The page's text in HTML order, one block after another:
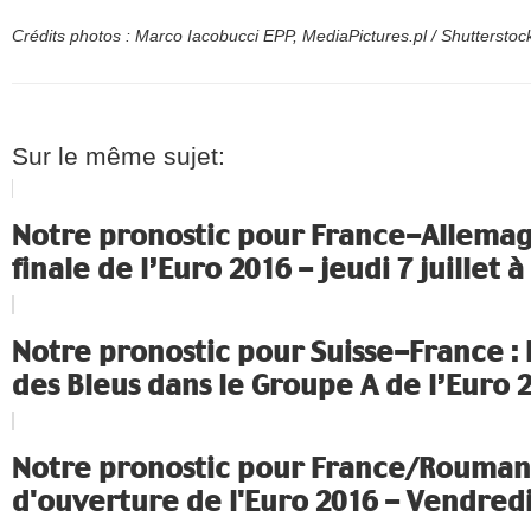
Crédits photos : Marco Iacobucci EPP, MediaPictures.pl /
Sur le même sujet:
Notre pronostic pour France-
finale de l’Euro 2016 - jeudi 7 juillet
Notre pronostic pour Suisse-France
des Bleus dans le Groupe A de l’Euro
Notre pronostic pour France/
d'ouverture de l'Euro 2016 -